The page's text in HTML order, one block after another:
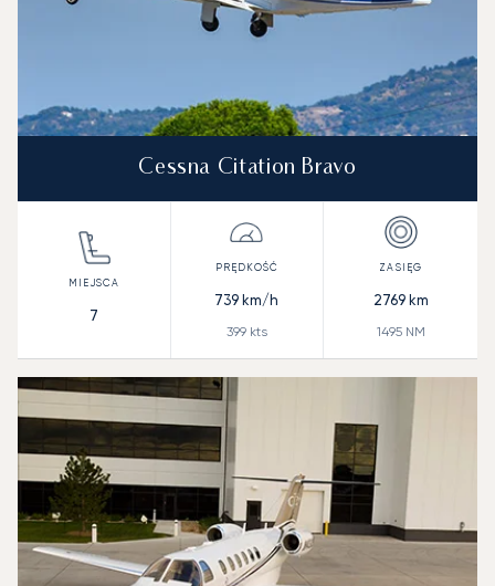
Cessna Citation Bravo
7
739 km/h
399kts
2769km
1495NM